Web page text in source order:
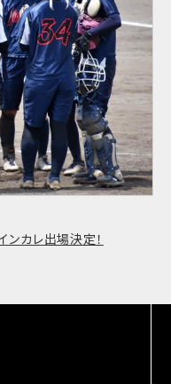
カレ出場決定！